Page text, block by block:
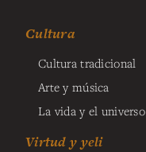
Cultura
Cultura tradicional
Arte y música
La vida y el universo
Virtud y yeli